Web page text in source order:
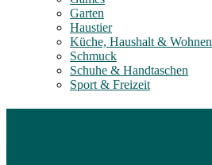
Garten
Haustier
Küche, Haushalt & Wohnen
Schmuck
Schuhe & Handtaschen
Sport & Freizeit